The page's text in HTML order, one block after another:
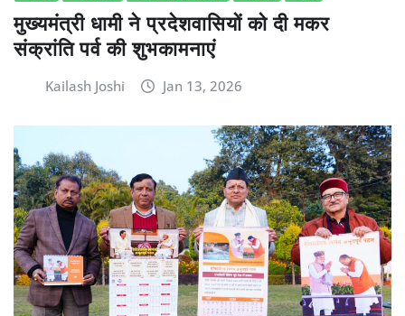
मुख्यमंत्री धामी ने प्रदेशवासियों को दी मकर
संक्रांति पर्व की शुभकामनाएं
Kailash Joshi Jan 13, 2026